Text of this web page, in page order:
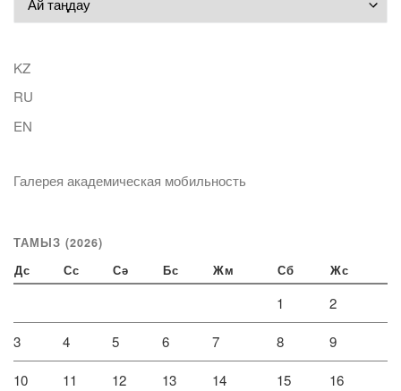
KZ
RU
EN
Галерея академическая мобильность
ТАМЫЗ (2026)
Дс Сс Сә Бс Жм Сб Жс
1 2
3 4 5 6 7 8 9
10 11 12 13 14 15 16